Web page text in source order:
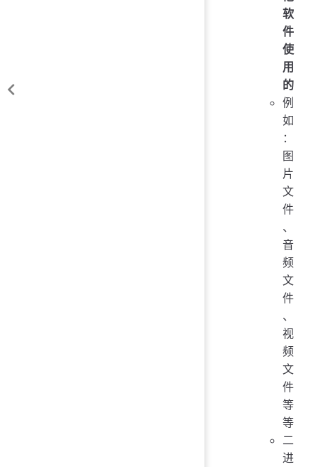
软
件
使
用
的
例
如
：
图
片
文
件
、
音
频
文
件
、
视
频
文
件
等
等
二
进